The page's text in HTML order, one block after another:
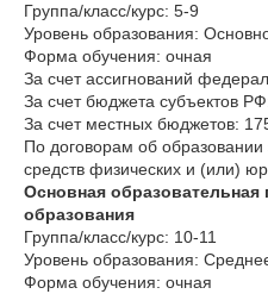
Группа/класс/курс: 5-9
Уровень образования:
Форма обучения: очная
За счет ассигнований
За счет бюджета субъектов
За счет местных бюджетов:
По договорам об образовании
средств физических и (или)
Основная
образования
Группа/класс/курс: 10-11
Уровень образования:
Форма обучения: очная